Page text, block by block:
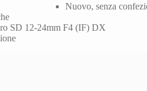
Nuovo, senza
SD 12-24mm F4 (IF) DX